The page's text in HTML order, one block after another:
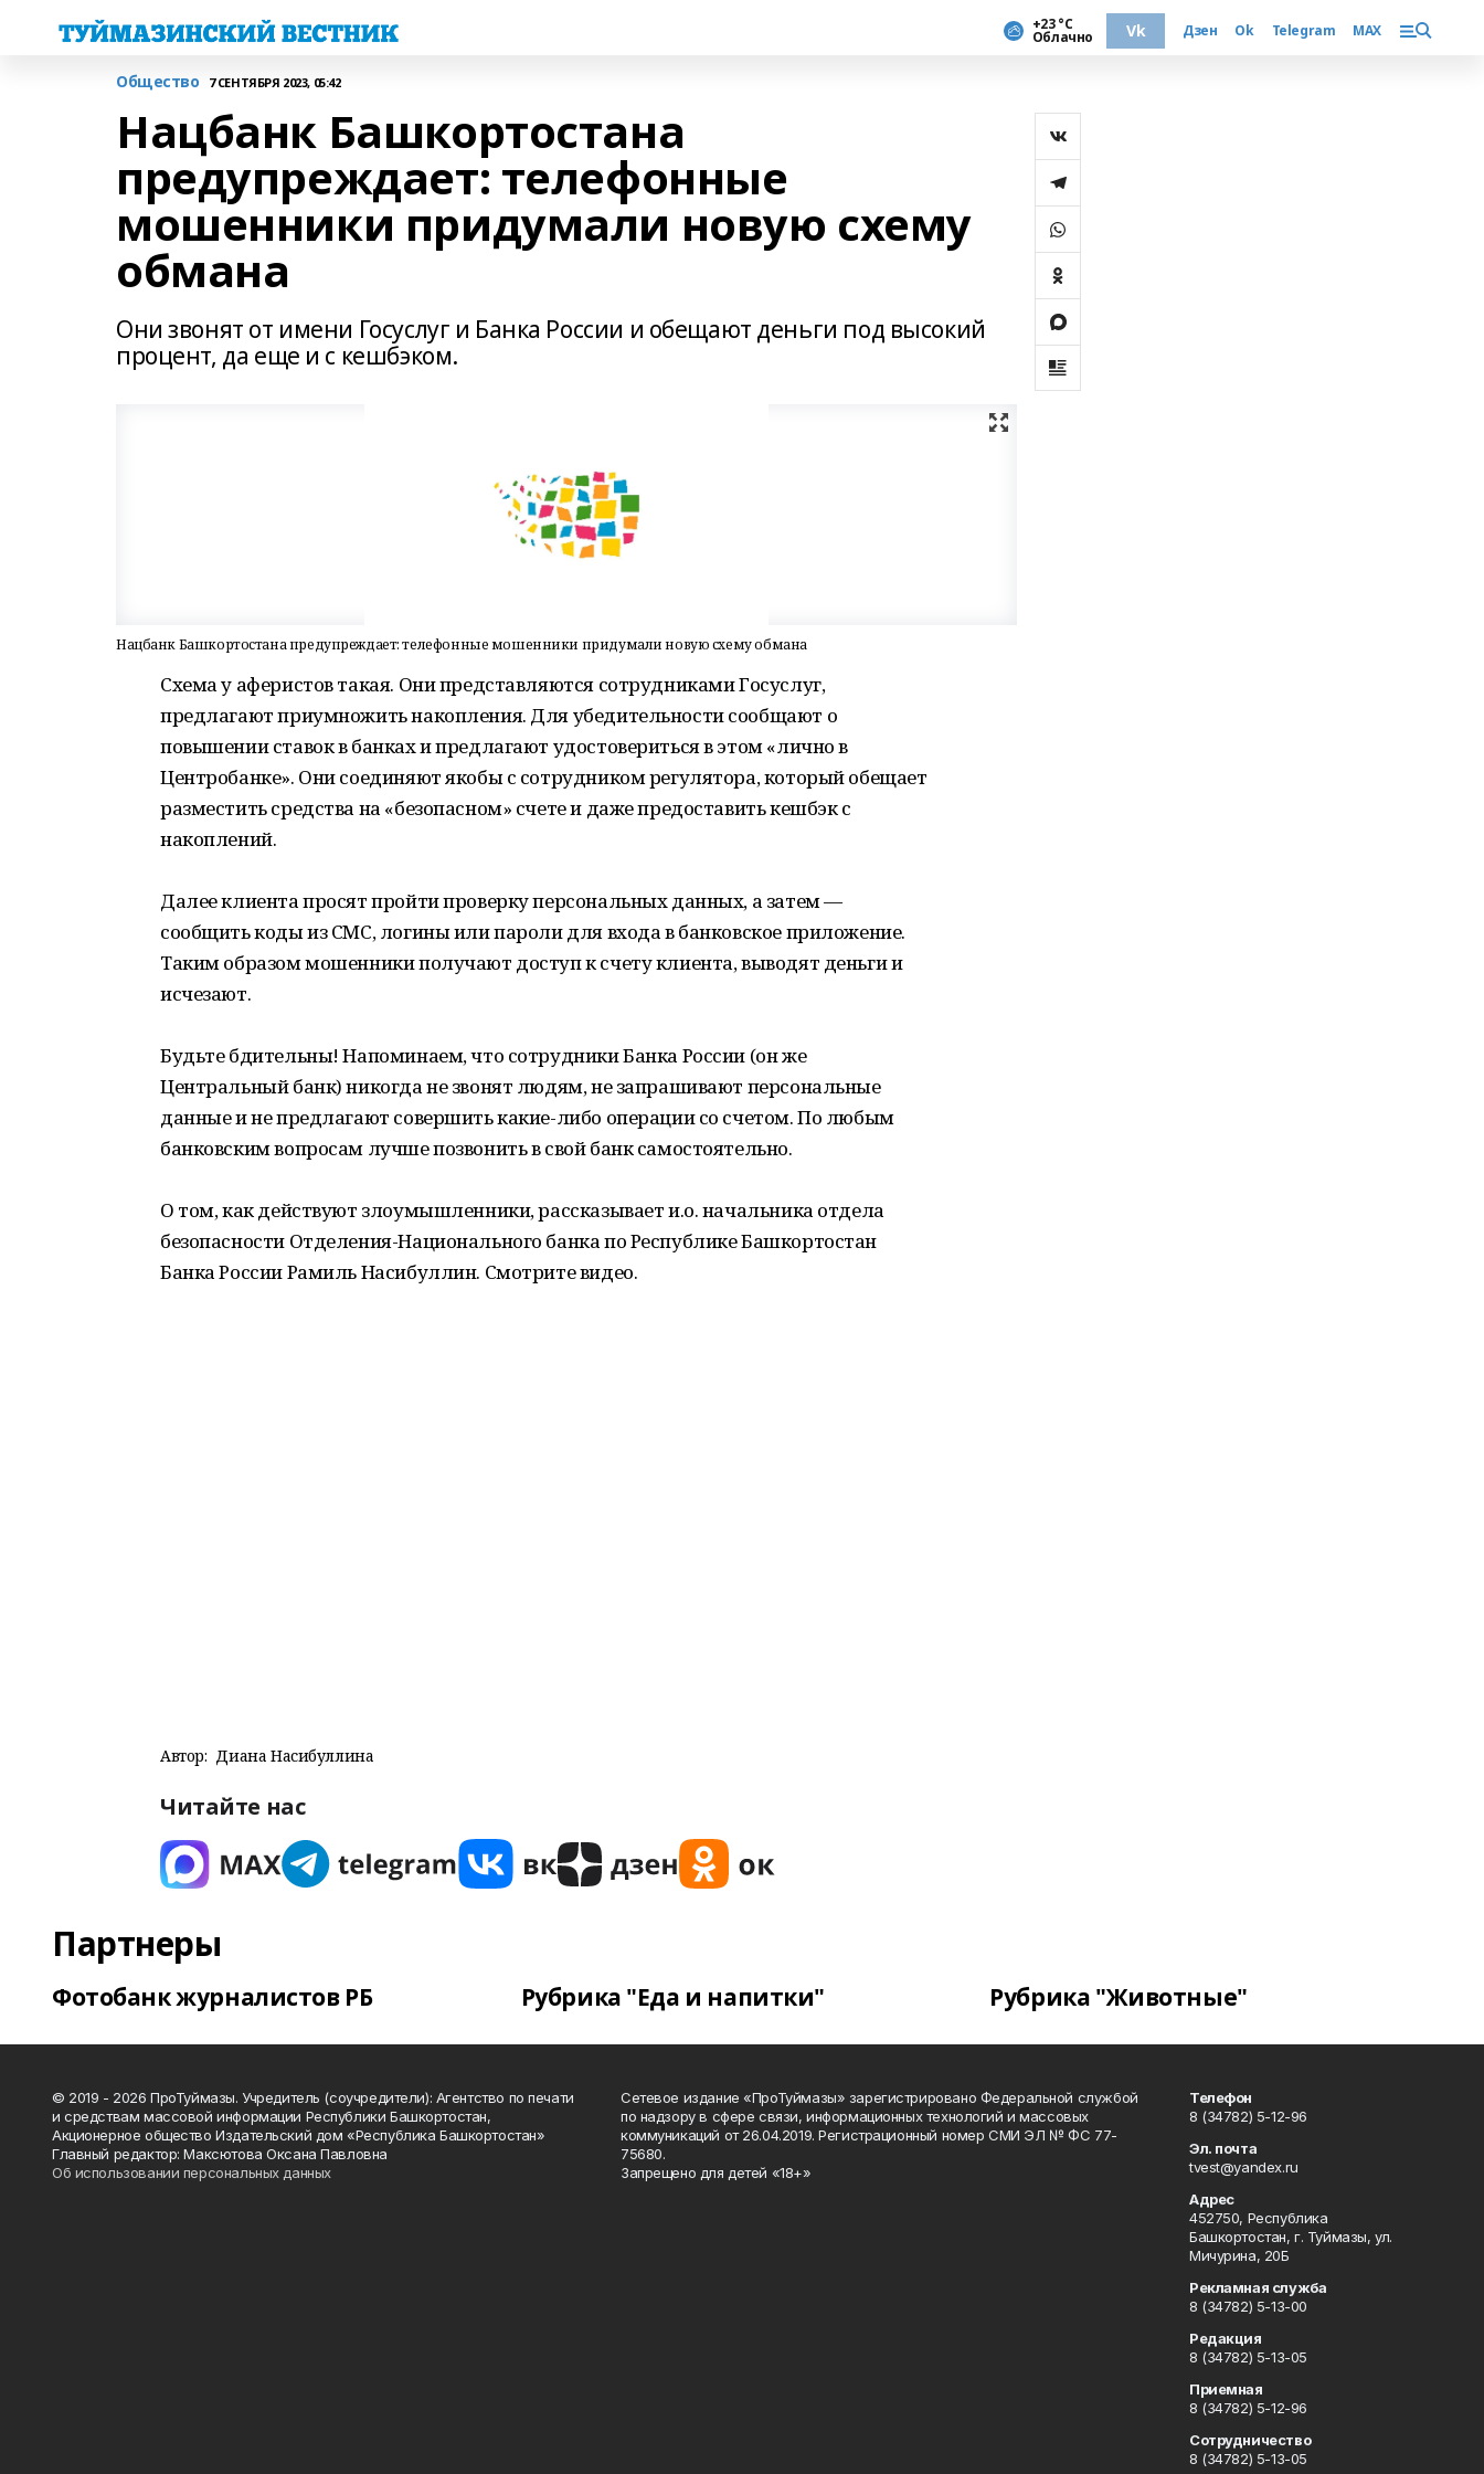
+23 °С
Облачно Vk Дзен Ok Telegram MAX
Общество 7 СЕНТЯБРЯ 2023, 05:42
Нацбанк Башкортостана
предупреждает: телефонные
мошенники придумали новую схему
обмана
Они звонят от имени Госуслуг и Банка России и обещают деньги под высокий
процент, да еще и с кешбэком.
Нацбанк Башкортостана предупреждает: телефонные мошенники придумали новую схему обмана
Схема у аферистов такая. Они представляются сотрудниками Госуслуг,
предлагают приумножить накопления. Для убедительности сообщают о
повышении ставок в банках и предлагают удостовериться в этом «лично в
Центробанке». Они соединяют якобы с сотрудником регулятора, который обещает
разместить средства на «безопасном» счете и даже предоставить кешбэк с
накоплений.
Далее клиента просят пройти проверку персональных данных, а затем —
сообщить коды из СМС, логины или пароли для входа в банковское приложение.
Таким образом мошенники получают доступ к счету клиента, выводят деньги и
исчезают.
Будьте бдительны! Напоминаем, что сотрудники Банка России (он же
Центральный банк) никогда не звонят людям, не запрашивают персональные
данные и не предлагают совершить какие-либо операции со счетом. По любым
банковским вопросам лучше позвонить в свой банк самостоятельно.
О том, как действуют злоумышленники, рассказывает и.о. начальника отдела
безопасности Отделения-Национального банка по Республике Башкортостан
Банка России Рамиль Насибуллин. Смотрите видео.
Автор: Диана Насибуллина
Читайте нас
Партнеры
Фотобанк журналистов РБ Рубрика "Еда и напитки" Рубрика "Животные"
© 2019 - 2026 ПроТуймазы. Учредитель (соучредители): Агентство по печати
и средствам массовой информации Республики Башкортостан,
Акционерное общество Издательский дом «Республика Башкортостан»
Главный редактор: Максютова Оксана Павловна
Об использовании персональных данных
Сетевое издание «ПроТуймазы» зарегистрировано Федеральной службой
по надзору в сфере связи, информационных технологий и массовых
коммуникаций от 26.04.2019. Регистрационный номер СМИ ЭЛ № ФС 77-
75680.
Запрещено для детей «18+»
Телефон
8 (34782) 5-12-96
Эл. почта
tvest@yandex.ru
Адрес
452750, Республика
Башкортостан, г. Туймазы, ул.
Мичурина, 20Б
Рекламная служба
8 (34782) 5-13-00
Редакция
8 (34782) 5-13-05
Приемная
8 (34782) 5-12-96
Сотрудничество
8 (34782) 5-13-05